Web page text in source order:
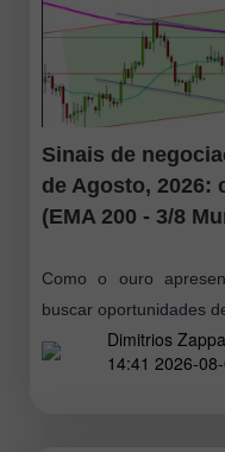
Sinais de
de Agosto, 2026:
(EMA 200 - 3/8
Como o ouro
buscar oportunidades
200 períodos, em torno
Dimitrios
14:41 2026-